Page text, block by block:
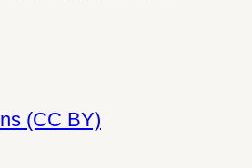
(CC BY)